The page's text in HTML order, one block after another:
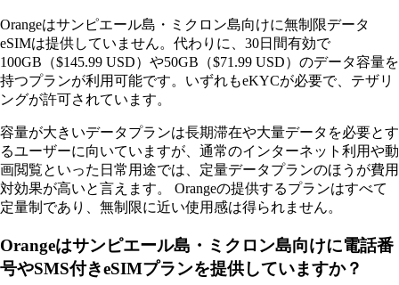
Orangeはサンピエール島・ミクロン島向けに無制限データ
eSIMは提供していません。代わりに、30日間有効で
100GB（$145.99 USD）や50GB（$71.99 USD）のデータ容量を
持つプランが利用可能です。いずれもeKYCが必要で、テザリ
ングが許可されています。
容量が大きいデータプランは長期滞在や大量データを必要とす
るユーザーに向いていますが、通常のインターネット利用や動
画閲覧といった日常用途では、定量データプランのほうが費用
対効果が高いと言えます。 Orangeの提供するプランはすべて
定量制であり、無制限に近い使用感は得られません。
Orangeはサンピエール島・ミクロン島向けに電話番
号やSMS付きeSIMプランを提供していますか？